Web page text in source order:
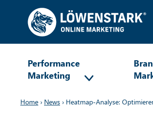
Performance
Marketing
Home › News › Heatmap-Analyse: